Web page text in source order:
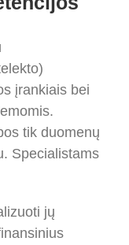
įrankiais bei
tik duomenų
Specialistams
jų